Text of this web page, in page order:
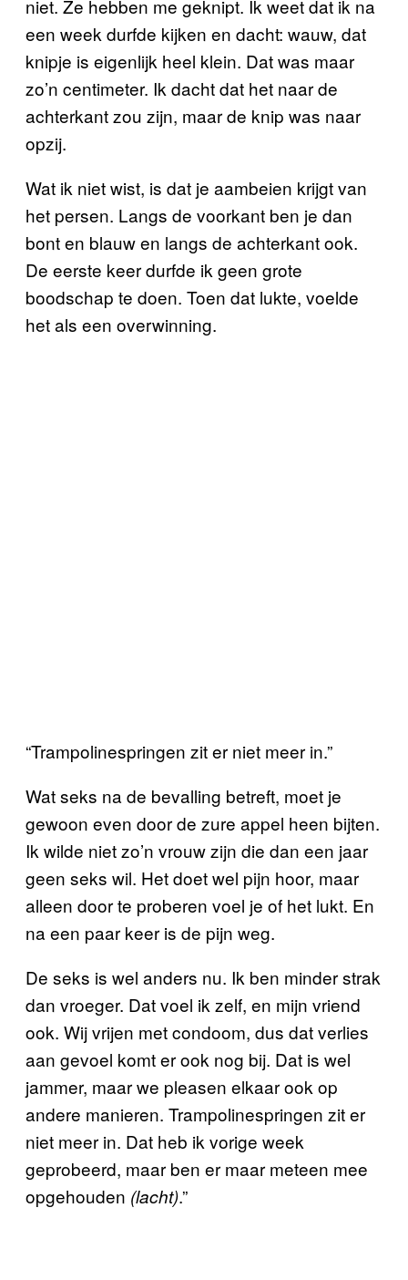
niet. Ze hebben me geknipt. Ik weet dat ik na
een week durfde kijken en dacht: wauw, dat
knipje is eigenlijk heel klein. Dat was maar
zo’n centimeter. Ik dacht dat het naar de
achterkant zou zijn, maar de knip was naar
opzij.
Wat ik niet wist, is dat je aambeien krijgt van
het persen. Langs de voorkant ben je dan
bont en blauw en langs de achterkant ook.
De eerste keer durfde ik geen grote
boodschap te doen. Toen dat lukte, voelde
het als een overwinning.
“Trampolinespringen zit er niet meer in.”
Wat seks na de bevalling betreft, moet je
gewoon even door de zure appel heen bijten.
Ik wilde niet zo’n vrouw zijn die dan een jaar
geen seks wil. Het doet wel pijn hoor, maar
alleen door te proberen voel je of het lukt. En
na een paar keer is de pijn weg.
De seks is wel anders nu. Ik ben minder strak
dan vroeger. Dat voel ik zelf, en mijn vriend
ook. Wij vrijen met condoom, dus dat verlies
aan gevoel komt er ook nog bij. Dat is wel
jammer, maar we pleasen elkaar ook op
andere manieren. Trampolinespringen zit er
niet meer in. Dat heb ik vorige week
geprobeerd, maar ben er maar meteen mee
opgehouden (lacht).”